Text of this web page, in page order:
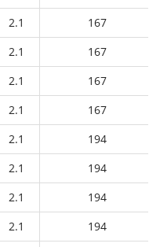
2.1
167
2.1
167
2.1
167
2.1
167
2.1
194
2.1
194
2.1
194
2.1
194